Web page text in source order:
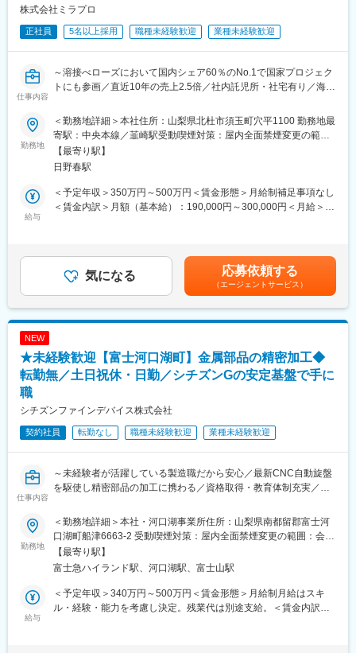
変更の範囲：会社の定める業務
活用・参加いただき、3ヵ月～半年ほどかけて徐々に一人前の検査
については入社後に学んでいただきます。
・3名（30代一名、40代二名）
※入社後2～3年後には、係長としてマネジメントを担っていただ
■働き方
・平均残業時間：15時間
浅川製作所は、自動車やトラックの安全を支えるボルト・ナット
の専門メーカーです。
金属を高い圧力で成形する「鍛造技術」を強みに、材料の加工か
ら熱処理・表面処理・検査までを自社工場で一貫して実施。高い
品質が評価され、大手自動車メーカーや部品メーカーとの長年の
最新設備による自動化も進んでおり、ものづくりの現場で技術を
変更の範囲：会社の定める業務
株式会社ミラプロ
正社員 5名以上採用 職種未経験歓迎 業種未経験歓迎
仕事内容
～溶接べローズにおいて国内シェア60％のNo.1で国家プロジェク
トにも参画／直近10年の売上2.5倍／社内託児所・社宅有り／海外
■担当業務：
同社の事務職の業務をお任せします。
今までの経験は不問です。未経験の方にも配属部署で一から丁寧
に教えますのでご安心下さい。
〈具体的には〉
各部門（技術部門、製造部門、資材部門）でのデータ入力、伝票
【事業】
同社は1984年に元教師の津金会長が設立し7名で電子部品の組立
下請けとしてスタート、真空をコア技術とし、真空事業・ユニッ
から積み重ねた溶接・機械加工・組立等の技術の高度化を図って
きました。多くの業種に共通するものづくりのノウハウとエンジ
を下支えしています。創業当初から売上も右肩上がりで推移して
おり、創業50周年にあたる2034年度には1000億円の売上げを目
【就業環境】
本社が位置する北杜市は日本百名山に囲まれた自然豊かな市で
第1位／高校生までは医療費が無料／東京まで特急1本・車で1.5～
2時間程度・リニアモーターカー開通後は1時間以内での行き来も
可能／キャンプ・登山・ウィンタースポーツ等を日常的に楽しめ
る等から、都会に近い田舎として移住を考える全世代の方から注
目されています。また昨今では働き方改革を進めており残業は分
単位で管理／本社近くには社内託児所の設置／本社近辺には単
身・世帯用に新築の社宅もあり、社員の働きやすい環境を整えて
勤務地
＜勤務地詳細＞本社住所：山梨県北杜市須玉町穴平1100 勤務地最
寄駅：中央本線／韮崎駅受動喫煙対策：屋内全面禁煙変更の範
囲：会社の定める事業所
【最寄り駅】
日野春駅
給与
＜予定年収＞350万円～500万円＜賃金形態＞月給制補足事項なし
＜賃金内訳＞月額（基本給）：190,000円～300,000円＜月給＞
んと評価に反映されます。賃金はあくまでも目安の金額であり、
選考を通じて上下する可能性があります。月給(月額)は固定手当を
含めた表記です。
気になる 応募依頼する
（エージェントサービス）
NEW
★未経験歓迎【富士河口湖町】金属部品の精密加工◆
転勤無／土日祝休・日勤／シチズンGの安定基盤で手に
職
シチズンファインデバイス株式会社
契約社員 転勤なし 職種未経験歓迎 業種未経験歓迎
仕事内容
～未経験者が活躍している製造職だから安心／最新CNC自動旋盤
を駆使し精密部品の加工に携わる／資格取得・教育体制充実／安
■業務概要
当社の河口湖事業所にて、自動旋盤オペレーターとして金属部品
の精密加工業務全般を担当いただきます。CNC自動旋盤を使用
し、製品図面に基づいた加工設定・実行から品質管理まで、もの
づくりの根幹を担う重要なポジションです。最新の設備と技術に
触れながら、着実にスキルアップを目指すことができます。
勤務地
＜勤務地詳細＞本社・河口湖事業所住所：山梨県南都留郡富士河
口湖町船津6663-2 受動喫煙対策：屋内全面禁煙変更の範囲：会社
の定める事業所
【最寄り駅】
富士急ハイランド駅、河口湖駅、富士山駅
給与
＜予定年収＞340万円～500万円＜賃金形態＞月給制月給はスキ
ル・経験・能力を考慮し決定。残業代は別途支給。＜賃金内訳＞